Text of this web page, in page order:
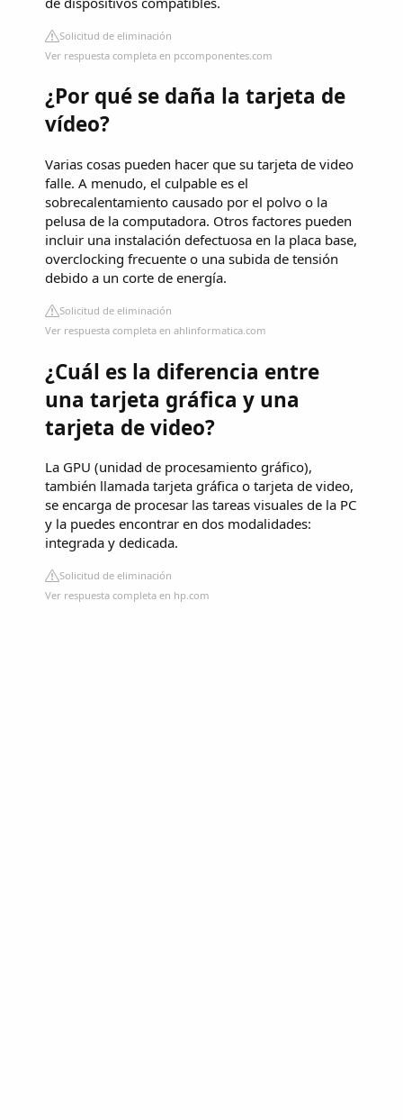
Solicitud de eliminación
Ver respuesta completa en pccomponentes.com
¿Por qué se daña la tarjeta de
vídeo?
Varias cosas pueden hacer que su tarjeta de video
falle. A menudo, el culpable es el
sobrecalentamiento causado por el polvo o la
pelusa de la computadora. Otros factores pueden
incluir una instalación defectuosa en la placa base,
overclocking frecuente o una subida de tensión
debido a un corte de energía.
Solicitud de eliminación
Ver respuesta completa en ahlinformatica.com
¿Cuál es la diferencia entre
una tarjeta gráfica y una
tarjeta de video?
La GPU (unidad de procesamiento gráfico),
también llamada tarjeta gráfica o tarjeta de video,
se encarga de procesar las tareas visuales de la PC
y la puedes encontrar en dos modalidades:
integrada y dedicada.
Solicitud de eliminación
Ver respuesta completa en hp.com